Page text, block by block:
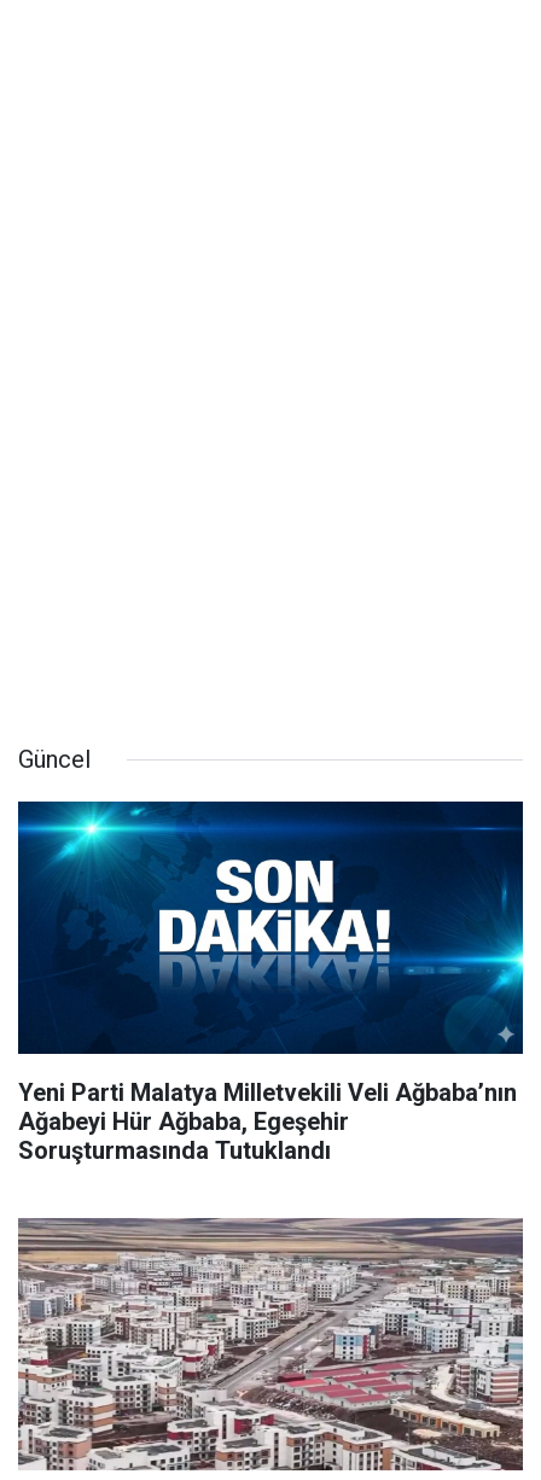
Güncel
Yeni Parti Malatya Milletvekili Veli Ağbaba’nın
Ağabeyi Hür Ağbaba, Egeşehir
Soruşturmasında Tutuklandı